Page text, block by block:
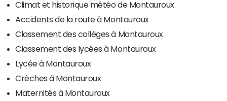
Climat et historique météo de Montauroux
Accidents de la route à Montauroux
Classement des collèges à Montauroux
Classement des lycées à Montauroux
Lycée à Montauroux
Crèches à Montauroux
Maternités à Montauroux